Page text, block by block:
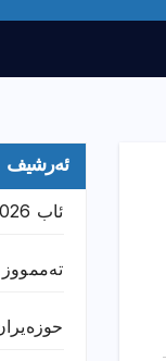
ئەرشیف
ئاب 2026
تەممووز 2026
حوزه‌یران